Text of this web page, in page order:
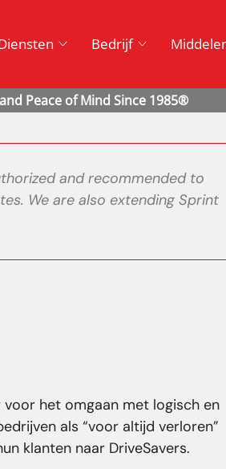
Bedrijf
and recommended to
We are also extending Sprint
het omgaan met logisch en
als “voor altijd verloren”
klanten naar DriveSavers.